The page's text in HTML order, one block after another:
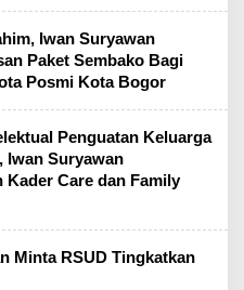
Iwan Suryawan
Paket Sembako Bagi
Posmi Kota Bogor
Penguatan Keluarga
Iwan Suryawan
Kader Care dan Family
Minta RSUD Tingkatkan